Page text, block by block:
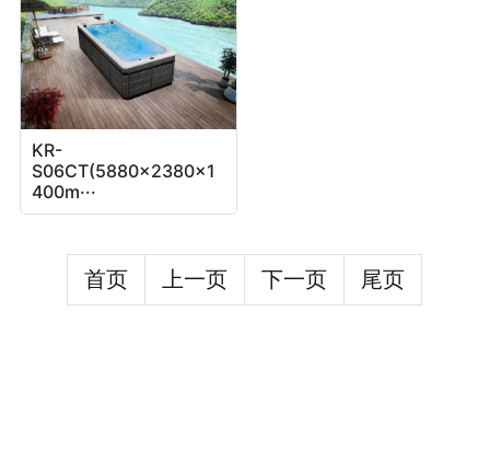
KR-
S06CT(5880x2380x1
400m···
首页 上一页 下一页 尾页